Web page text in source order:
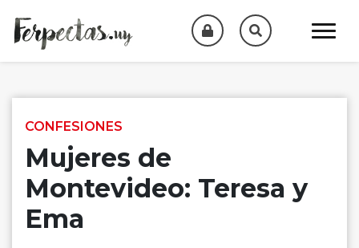
CONFESIONES
Mujeres de
Montevideo: Teresa y
Ema